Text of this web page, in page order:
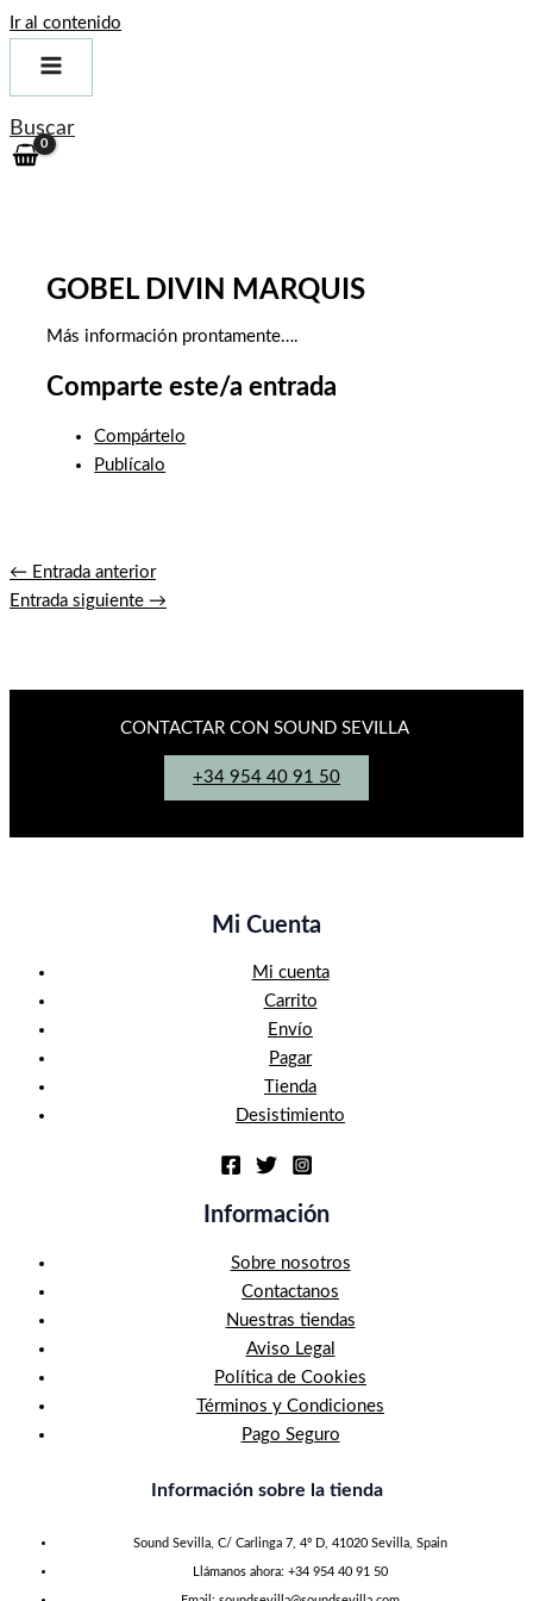
Ir al contenido
Buscar
GOBEL DIVIN MARQUIS
Más información prontamente….
Comparte este/a entrada
Compártelo
Publícalo
← Entrada anterior
Entrada siguiente →
CONTACTAR CON SOUND SEVILLA
+34 954 40 91 50
Mi Cuenta
Mi cuenta
Carrito
Envío
Pagar
Tienda
Desistimiento
Información
Sobre nosotros
Contactanos
Nuestras tiendas
Aviso Legal
Política de Cookies
Términos y Condiciones
Pago Seguro
Información sobre la tienda
Sound Sevilla, C/ Carlinga 7, 4º D, 41020 Sevilla, Spain
Llámanos ahora: +34 954 40 91 50